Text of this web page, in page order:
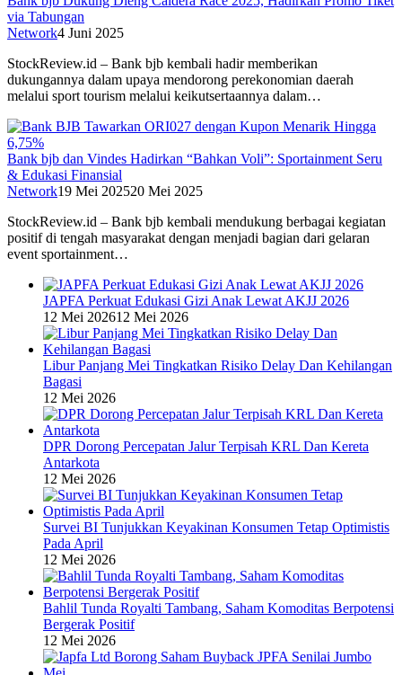
via Tabungan
Network4 Juni 2025
StockReview.id – Bank bjb kembali hadir memberikan
dukungannya dalam upaya mendorong perekonomian daerah
melalui sport tourism melalui keikutsertaannya dalam…
Bank bjb dan Vindes Hadirkan “Bahkan Voli”: Sportainment Seru
& Edukasi Finansial
Network19 Mei 202520 Mei 2025
StockReview.id – Bank bjb kembali mendukung berbagai kegiatan
positif di tengah masyarakat dengan menjadi bagian dari gelaran
event sportainment…
JAPFA Perkuat Edukasi Gizi Anak Lewat AKJJ 2026
12 Mei 202612 Mei 2026
Libur Panjang Mei Tingkatkan Risiko Delay Dan Kehilangan
Bagasi
12 Mei 2026
DPR Dorong Percepatan Jalur Terpisah KRL Dan Kereta
Antarkota
12 Mei 2026
Survei BI Tunjukkan Keyakinan Konsumen Tetap Optimistis
Pada April
12 Mei 2026
Bahlil Tunda Royalti Tambang, Saham Komoditas Berpotensi
Bergerak Positif
12 Mei 2026